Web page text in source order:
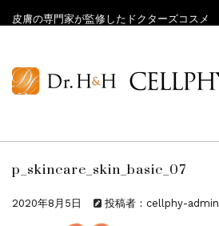
皮膚の専門家が監修したドクターズコスメ
p_skincare_skin_basic_07
2020年8月5日 投稿者：cellphy-admin